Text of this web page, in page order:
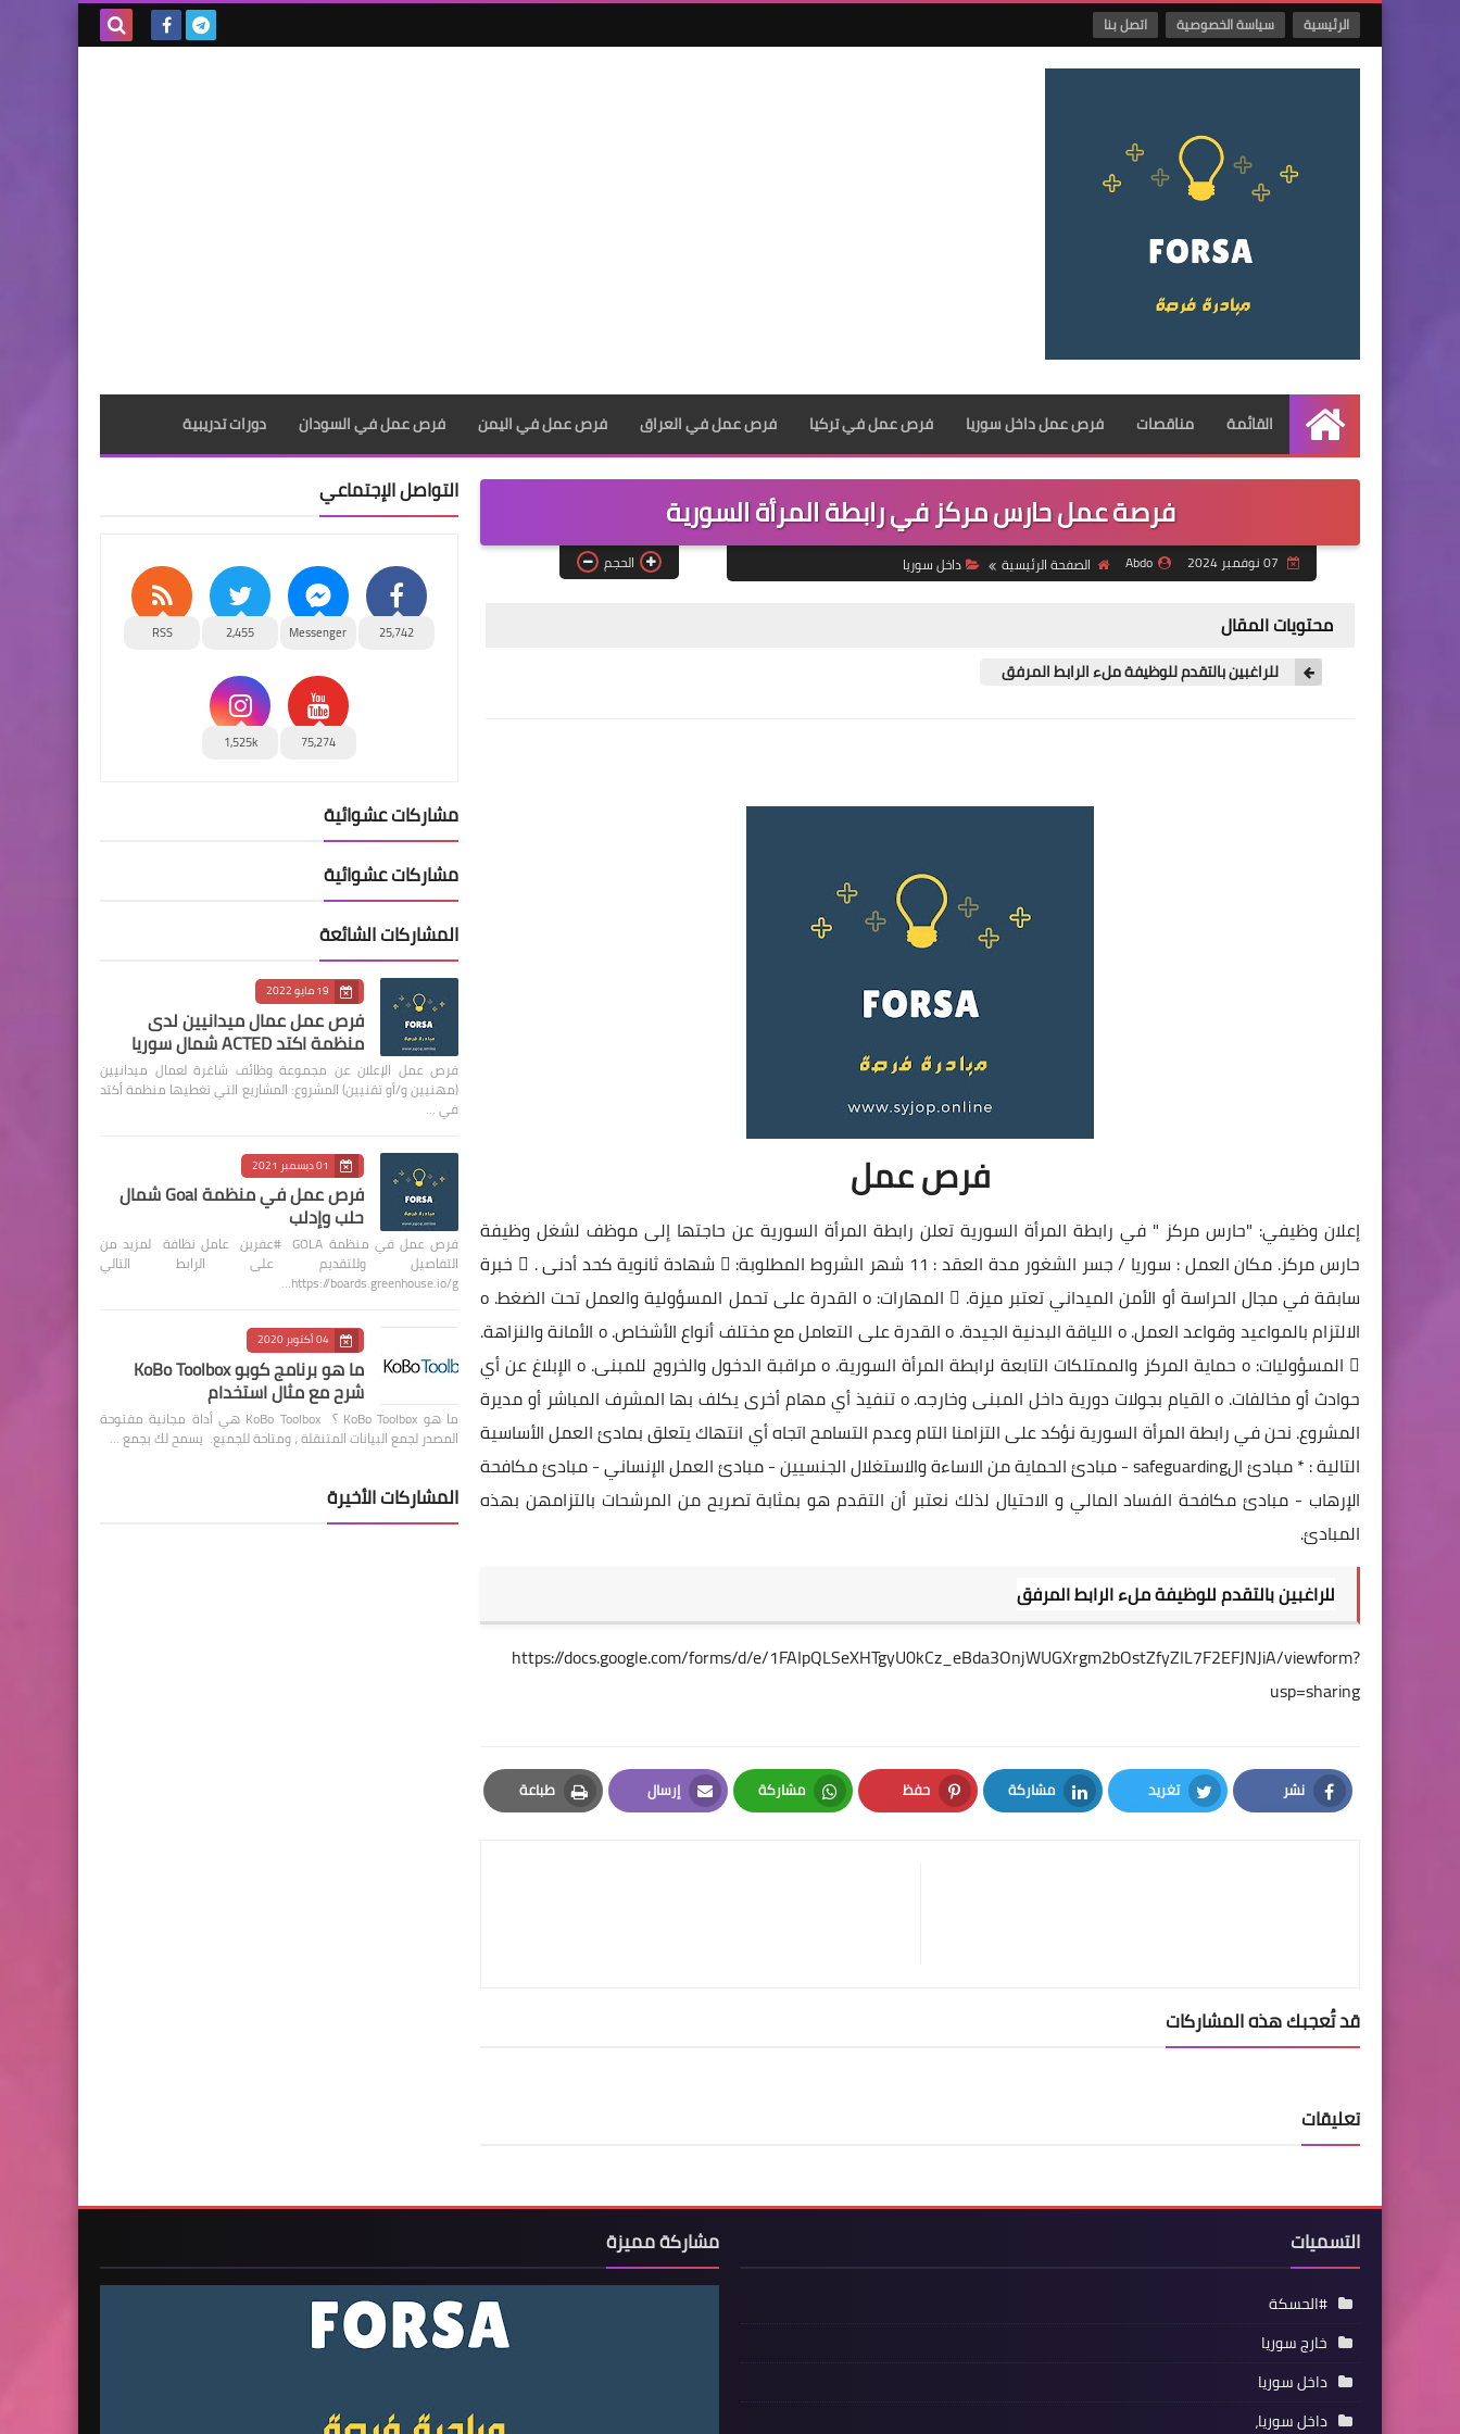
الرئيسية سياسة الخصوصية اتصل بنا
الرئيسية
القائمة مناقصات فرص عمل داخل سوريا فرص عمل في تركيا فرص عمل في العراق فرص عمل في اليمن فرص عمل في السودان دورات تدريبية
فرصة عمل حارس مركز في رابطة المرأة السورية
Abdo الصفحة الرئيسية داخل سوريا الحجم
محتويات المقال
للراغبين بالتقدم للوظيفة ملء الرابط المرفق
فرص عمل
إعلان وظيفي: "حارس مركز " في رابطة المرأة السورية تعلن رابطة المرأة السورية عن حاجتها إلى موظف لشغل وظيفة
حارس مركز. مكان العمل : سوريا / جسر الشغور مدة العقد : 11 شهر الشروط المطلوبة:  شهادة ثانوية كحد أدنى .  خبرة
سابقة في مجال الحراسة أو الأمن الميداني تعتبر ميزة.  المهارات: o القدرة على تحمل المسؤولية والعمل تحت الضغط. o
الالتزام بالمواعيد وقواعد العمل. o اللياقة البدنية الجيدة. o القدرة على التعامل مع مختلف أنواع الأشخاص. o الأمانة والنزاهة.
 المسؤوليات: o حماية المركز والممتلكات التابعة لرابطة المرأة السورية. o مراقبة الدخول والخروج للمبنى. o الإبلاغ عن أي
حوادث أو مخالفات. o القيام بجولات دورية داخل المبنى وخارجه. o تنفيذ أي مهام أخرى يكلف بها المشرف المباشر أو مديرة
المشروع. نحن في رابطة المرأة السورية نؤكد على التزامنا التام وعدم التسامح اتجاه أي انتهاك يتعلق بمادئ العمل الأساسية
التالية : * مبادئ الsafeguarding - مبادئ الحماية من الاساءة والاستغلال الجنسيين - مبادئ العمل الإنساني - مبادئ مكافحة
الإرهاب - مبادئ مكافحة الفساد المالي و الاحتيال لذلك نعتبر أن التقدم هو بمثابة تصريح من المرشحات بالتزامهن بهذه
المبادئ.
للراغبين بالتقدم للوظيفة ملء الرابط المرفق
https://docs.google.com/forms/d/e/1FAIpQLSeXHTgyU0kCz_eBda3OnjWUGXrgm2bOstZfyZIL7F2EFJNJiA/viewform?
usp=sharing
نشر
Facebook
تغريد
Twitter
مشاركة
LinkedIn
حفظ
Pinterest
مشاركة
Whatsapp
إرسال
Email
طباعة
Print
قد تُعجبك هذه المشاركات
تعليقات
التواصل الإجتماعي
25,742
Messenger
2,455
RSS
75,274
1,525k
مشاركات عشوائية
مشاركات عشوائية
المشاركات الشائعة
19 مايو 2022
فرص عمل عمال ميدانيين لدى
منظمة اكتد ACTED شمال سوريا
فرص عمل الإعلان عن مجموعة وظائف شاغرة لعمال ميدانيين
(مهنيين و/أو تقنيين) المشروع: المشاريع التي تغطيها منظمة أكتد
في …
01 ديسمبر 2021
فرص عمل في منظمة Goal شمال
حلب وإدلب
فرص عمل في منظمة GOLA #عفرين عامل نظافة لمزيد من
التفاصيل وللتقديم على الرابط التالي
https://boards.greenhouse.io/g…
04 أكتوبر 2020
ما هو برنامج كوبو KoBo Toolbox
شرح مع مثال استخدام
ما هو KoBo Toolbox ؟ KoBo Toolbox هي أداة مجانية مفتوحة
المصدر لجمع البيانات المتنقلة ، ومتاحة للجميع. يسمح لك بجمع …
المشاركات الأخيرة
التسميات
#الحسكة
خارج سوريا
داخل سوريا
داخل سوريا،
مشاركة مميزة